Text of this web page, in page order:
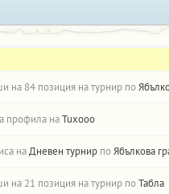
на 84 позиция на турнир по
профила наTuxooo
наДневен турнир поЯбълкова
на 21 позиция на турнир поТабла